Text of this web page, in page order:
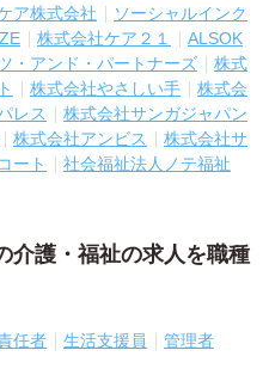
ア株式会社
ソーシャルインク
株式会社ケア２１
ALSOK
・アンド・パートナーズ
株式
株式会社やさしい手
株式会
レス
株式会社サンガジャパン
株式会社アンビス
株式会社サ
ート
社会福祉法人ノテ福祉
介護・福祉の求人を職種
任者 生活支援員 管理者